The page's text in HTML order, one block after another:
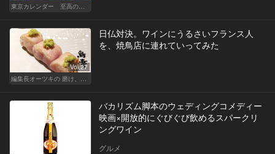
東京カレンダー 至高の名店シリーズ
Vol.27
編集長オーツキの 磨け、バカ舌！ 学べ、オトナの遊び
日仏対決。ワインにうるさいフランス人
を、焼鳥店に連れていってみた
バカリズム脚本のウェディングコメディー
映画×開放的にぐびぐび飲めるスパークリ
ングワイン
グルメ